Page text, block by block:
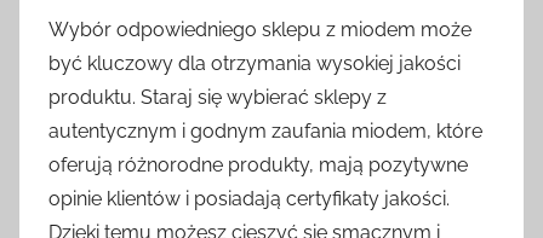
Wybór odpowiedniego sklepu z miodem może
być kluczowy dla otrzymania wysokiej jakości
produktu. Staraj się wybierać sklepy z
autentycznym i godnym zaufania miodem, które
oferują różnorodne produkty, mają pozytywne
opinie klientów i posiadają certyfikaty jakości.
Dzięki temu możesz cieszyć się smacznym i